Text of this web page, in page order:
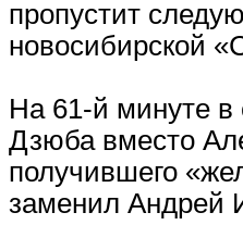
пропустит
новосибирской
На 61-й минуте
Дзюба вместо
получившего
заменил Андрей